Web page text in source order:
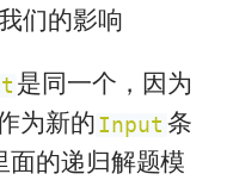
们的影响
是同一个，因为
为新的 Input 条
的递归解题模